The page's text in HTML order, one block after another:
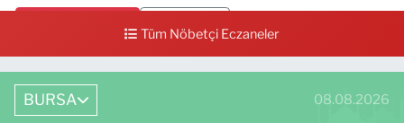
Tüm Nöbetçi Eczaneler
BURSA 08.08.2026